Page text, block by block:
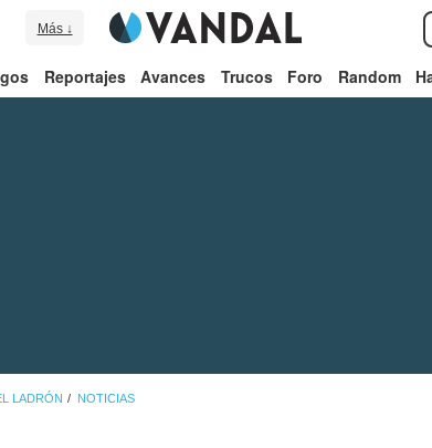
Más ↓
Reportajes Avances Trucos Foro Random
LADRÓN NOTICIAS